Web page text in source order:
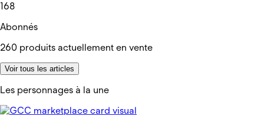
168
Abonnés
260 produits actuellement en vente
Voir tous les articles
Les personnages à la une